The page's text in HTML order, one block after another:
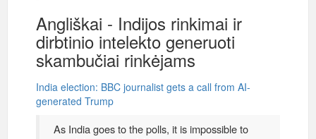
Angliškai - Indijos rinkimai ir
dirbtinio intelekto generuoti
skambučiai rinkėjams
India election: BBC journalist gets a call from AI-
generated Trump
As India goes to the polls, it is impossible to